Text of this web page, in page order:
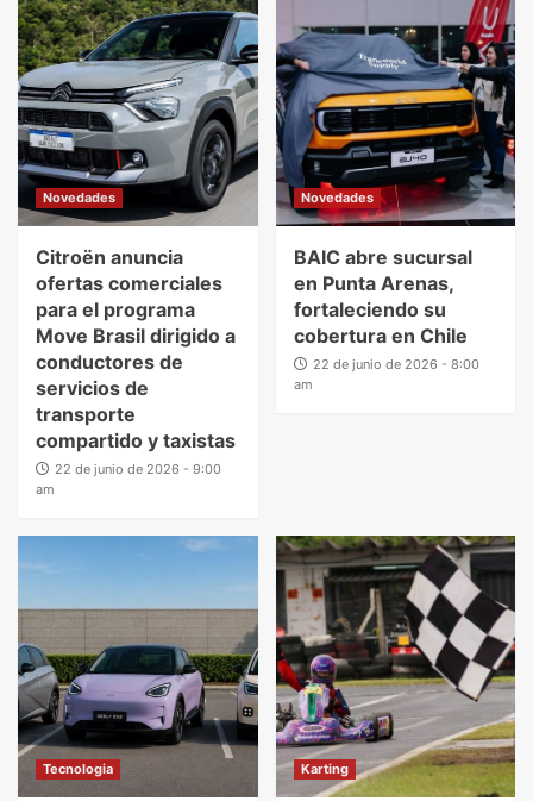
Novedades
Citroën anuncia
ofertas comerciales
para el programa
Move Brasil dirigido a
conductores de
servicios de
transporte
compartido y taxistas
22 de junio de 2026 - 9:00
am
Novedades
BAIC abre sucursal
en Punta Arenas,
fortaleciendo su
cobertura en Chile
22 de junio de 2026 - 8:00
am
Tecnologia Karting